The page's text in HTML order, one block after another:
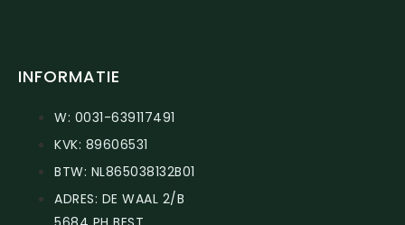
INFORMATIE
W: 0031-639117491
KVK: 89606531
BTW: NL865038132B01
ADRES: DE WAAL 2/B